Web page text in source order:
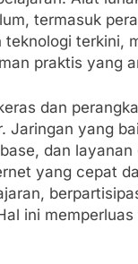
termasuk
teknologi terkini,
praktis yang
dan
Jaringan yang
dan
yang cepat
ini